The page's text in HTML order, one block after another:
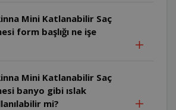
Mini Katlanabilir Saç
form başlığı ne işe
Mini Katlanabilir Saç
banyo gibi ıslak
mi?